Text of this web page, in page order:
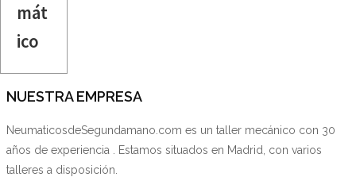
mát
ico
NUESTRA EMPRESA
NeumaticosdeSegundamano.com es un taller mecánico con 30
años de experiencia . Estamos situados en Madrid, con varios
talleres a disposición.